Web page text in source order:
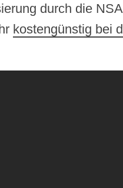
durch die
kostengünstig bei